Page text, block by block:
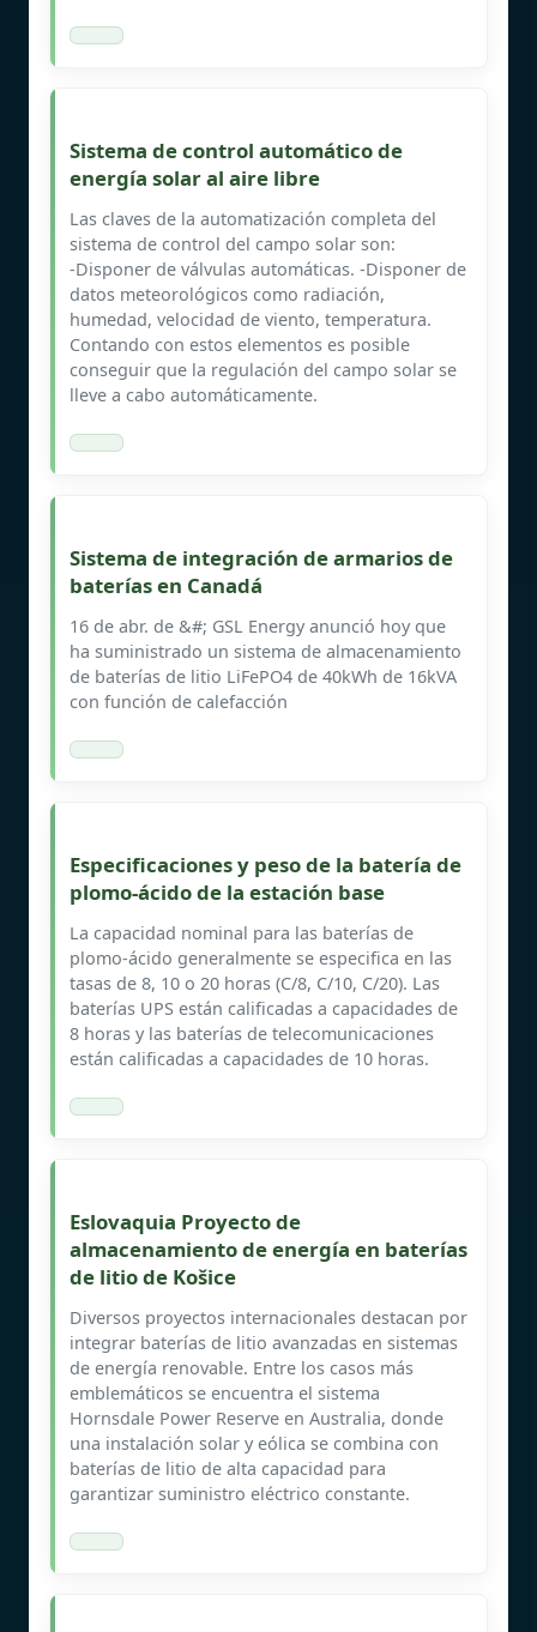
Sistema de control automático de
energía solar al aire libre
Las claves de la automatización completa del
sistema de control del campo solar son:
‐Disponer de válvulas automáticas. ‐Disponer de
datos meteorológicos como radiación,
humedad, velocidad de viento, temperatura.
Contando con estos elementos es posible
conseguir que la regulación del campo solar se
lleve a cabo automáticamente.
Sistema de integración de armarios de
baterías en Canadá
16 de abr. de &#; GSL Energy anunció hoy que
ha suministrado un sistema de almacenamiento
de baterías de litio LiFePO4 de 40kWh de 16kVA
con función de calefacción
Especificaciones y peso de la batería de
plomo-ácido de la estación base
La capacidad nominal para las baterías de
plomo-ácido generalmente se especifica en las
tasas de 8, 10 o 20 horas (C/8, C/10, C/20). Las
baterías UPS están calificadas a capacidades de
8 horas y las baterías de telecomunicaciones
están calificadas a capacidades de 10 horas.
Eslovaquia Proyecto de
almacenamiento de energía en baterías
de litio de Košice
Diversos proyectos internacionales destacan por
integrar baterías de litio avanzadas en sistemas
de energía renovable. Entre los casos más
emblemáticos se encuentra el sistema
Hornsdale Power Reserve en Australia, donde
una instalación solar y eólica se combina con
baterías de litio de alta capacidad para
garantizar suministro eléctrico constante.